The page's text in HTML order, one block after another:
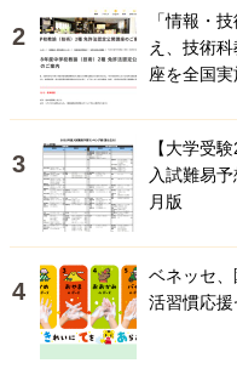
「情報・
え、技術
座を全国
【大学受
入試難易
月版
ベネッセ
活習慣応